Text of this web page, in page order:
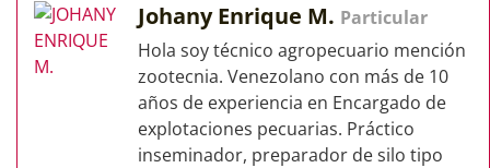
Johany Enrique M. Particular
Hola soy técnico agropecuario mención
zootecnia. Venezolano con más de 10
años de experiencia en Encargado de
explotaciones pecuarias. Práctico
inseminador, preparador de silo tipo